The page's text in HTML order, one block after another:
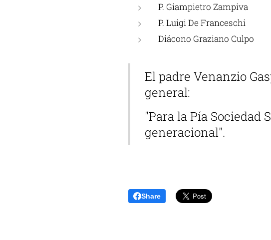
P. Giampietro Zampiva
P. Luigi De Franceschi
Diácono Graziano Culpo
El padre Venanzio
general:
"Para la Pía Sociedad
generacional".
Share